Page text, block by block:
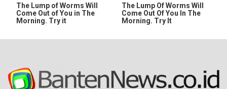
The Lump of Worms Will
Come Out of You in The
Morning. Try it
The Lump Of Worms Will
Come Out Of You In The
Morning. Try It